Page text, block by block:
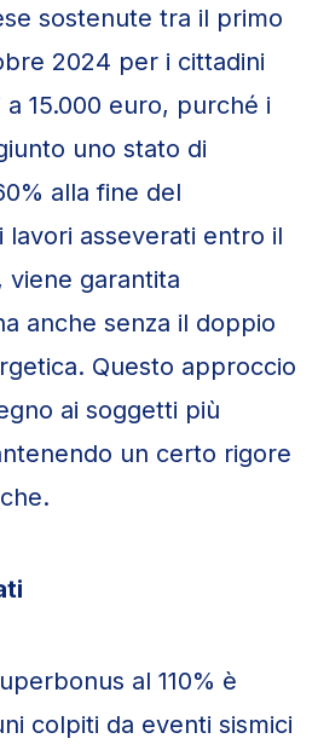
sostenute tra il primo
2024 per i cittadini
15.000 euro, purché i
uno stato di
alla fine del
asseverati entro il
viene garantita
anche senza il doppio
Questo approccio
ai soggetti più
un certo rigore
al 110% è
colpiti da eventi sismici